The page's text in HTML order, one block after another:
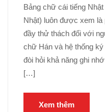
Bảng chữ cái tiếng
Nhật) luôn được xem là
đầy thử thách đối với
chữ Hán và hệ thống
đòi hỏi khả năng ghi
[…]
Xem thêm